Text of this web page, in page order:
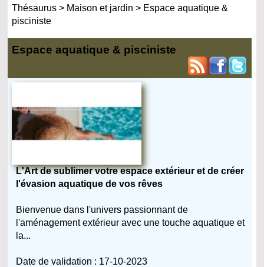
Thésaurus > Maison et jardin> Espace aquatique &
pisciniste
Espace aquatique & pisciniste
L'Art de sublimer votre espace extérieur et de créer
l'évasion aquatique de vos rêves
Bienvenue dans l'univers passionnant de
l'aménagement extérieur avec une touche aquatique et
la...
Date de validation : 17-10-2023